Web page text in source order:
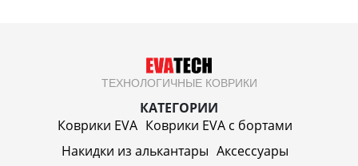
ТЕХНОЛОГИЧНЫЕ КОВРИКИ
КАТЕГОРИИ
Коврики EVA Коврики EVA c бортами
Накидки из алькантары Аксессуары